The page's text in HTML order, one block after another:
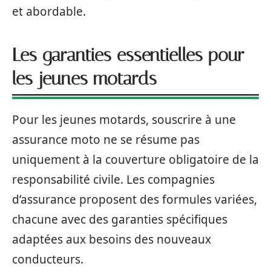
et abordable.
Les garanties essentielles pour
les jeunes motards
Pour les jeunes motards, souscrire à une
assurance moto ne se résume pas
uniquement à la couverture obligatoire de la
responsabilité civile. Les compagnies
d’assurance proposent des formules variées,
chacune avec des garanties spécifiques
adaptées aux besoins des nouveaux
conducteurs.